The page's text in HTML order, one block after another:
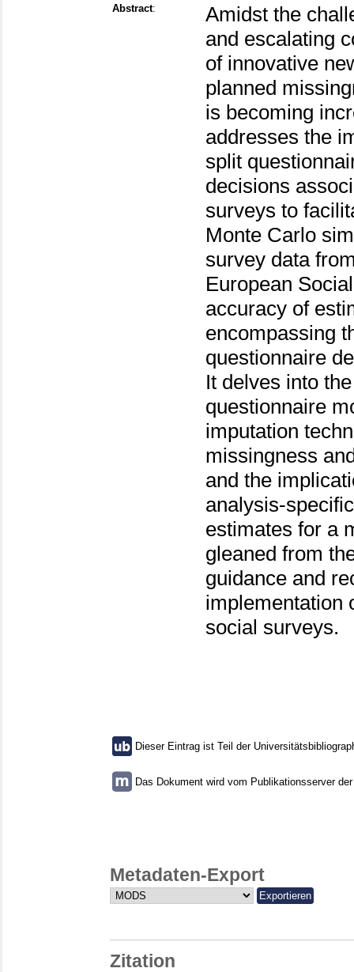
Abstract:
Amidst the
and escalating
of innovative
planned
is becoming
addresses the
split
decisions
surveys to
Monte Carlo
survey data
European
accuracy of
encompassing
questionnaire
It delves into
questionnaire
imputation
missingness
and the
analysis-
estimates for a
gleaned from
guidance and
implementation
social surveys.
Dieser Eintrag ist Teil der
Das Dokument wird vom Publikationsserver
Metadaten-Export
Zitation